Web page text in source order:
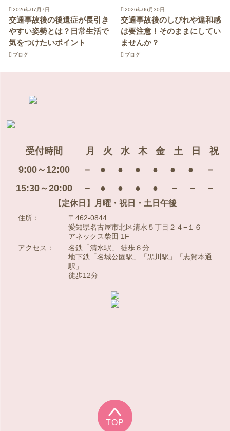
2026年07月7日
交通事故後の後遺症が長引き
やすい姿勢とは？日常生活で
気をつけたいポイント
ブログ
2026年06月30日
交通事故後のしびれや違和感
は要注意！そのままにしてい
ませんか？
ブログ
受付時間 月 火 水 木 金 土 日
祝
9:00～12:00
－ ● ● ● ● ● ●
－
15:30～20:00
－ ● ● ● ● － － －
【定休日】月曜・祝日・土日午後
住所：
〒462-0844
愛知県名古屋市北区清水５丁目２４−１６
アネックス柴田 1F
アクセス：
名鉄「清水駅」 徒歩６分
地下鉄「名城公園駅」「黒川駅」「志賀本通
駅」
徒歩12分
TOP